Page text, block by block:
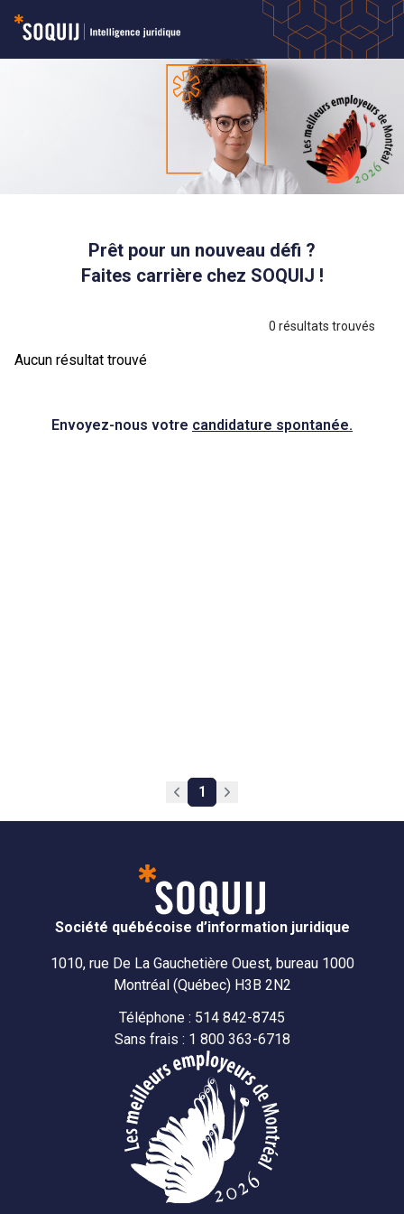
Prêt pour un nouveau défi ?
Faites carrière chez SOQUIJ !
0 résultats trouvés
Aucun résultat trouvé
Envoyez-nous votre candidature spontanée.
1
Société québécoise d’information juridique
1010, rue De La Gauchetière Ouest, bureau 1000
Montréal (Québec) H3B 2N2
Téléphone : 514 842-8745
Sans frais : 1 800 363-6718